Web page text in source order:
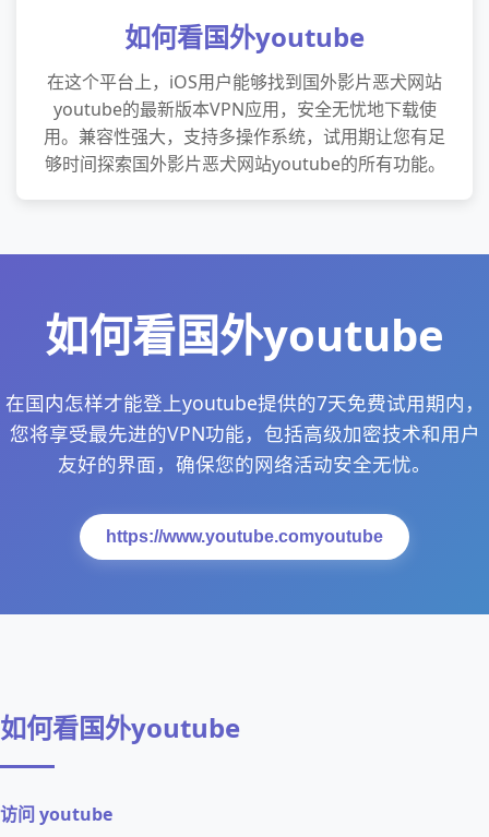
如何看国外youtube
在这个平台上，iOS用户能够找到国外影片恶犬网站
youtube的最新版本VPN应用，安全无忧地下载使
用。兼容性强大，支持多操作系统，试用期让您有足
够时间探索国外影片恶犬网站youtube的所有功能。
如何看国外youtube
在国内怎样才能登上youtube提供的7天免费试用期内，
您将享受最先进的VPN功能，包括高级加密技术和用户
友好的界面，确保您的网络活动安全无忧。
https://www.youtube.comyoutube
如何看国外youtube
访问 youtube